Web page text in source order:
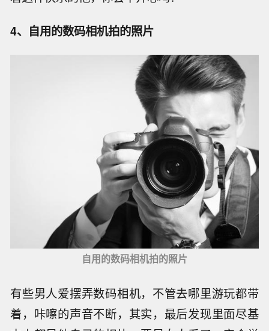
4、自用的数码相机拍的照片
自用的数码相机拍的照片
有些男人爱摆弄数码相机，不管去哪里游玩都带
着，咔嚓的声音不断，其实，最后发现里面尽基